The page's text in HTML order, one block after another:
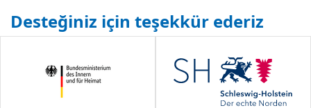
Desteğiniz için teşekkür ederiz